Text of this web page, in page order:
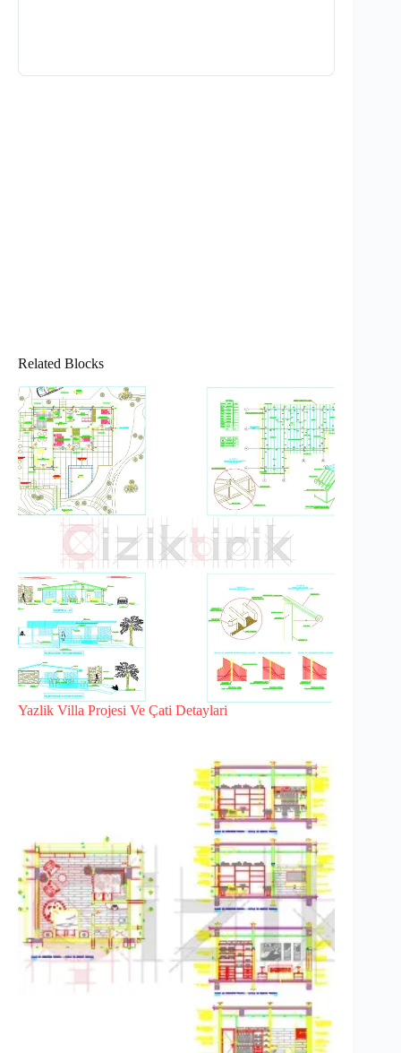
Related Blocks
Yazlik Villa Projesi Ve Çati Detaylari